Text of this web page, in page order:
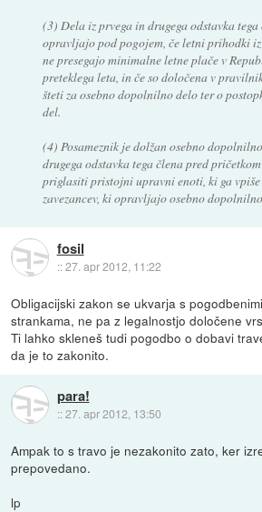
(3) Dela iz prvega in drugega odstavka tega
opravljajo pod pogojem, če letni prihodki
ne presegajo minimalne letne plače v
preteklega leta, in če so določena v
šteti za osebno dopolnilno delo ter o
del.
(4) Posameznik je dolžan osebno
drugega odstavka tega člena pred
priglasiti pristojni upravni enoti, ki ga vpiše
zavezancev, ki opravljajo osebno
fosil
::27. apr 2012, 11:22
Obligacijski zakon se ukvarja s
strankama, ne pa z legalnostjo določene
Ti lahko skleneš tudi pogodbo o dobavi
da je to zakonito.
para!
::27. apr 2012, 13:50
Ampak to s travo je nezakonito zato, ker
prepovedano.
lp